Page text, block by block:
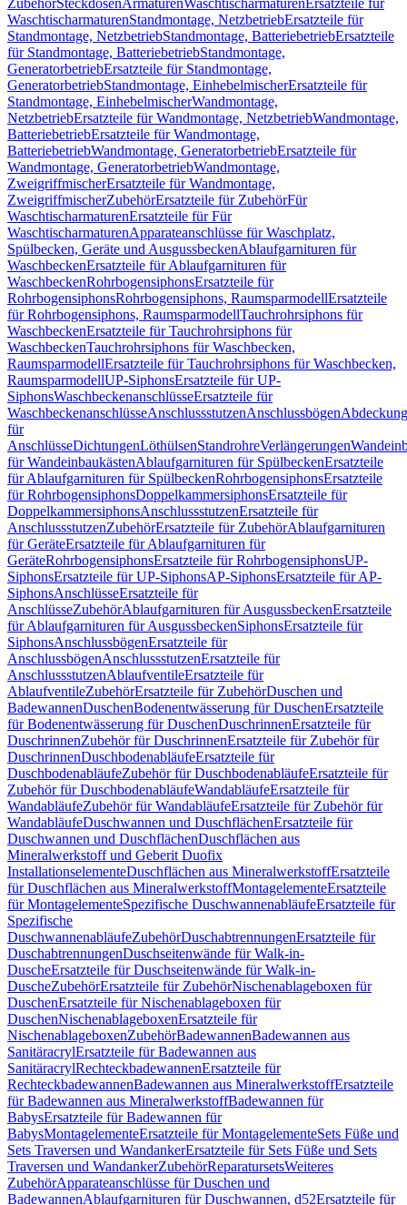
ZubehörSteckdosenArmaturenWaschtischarmaturen Ersatzteile für
WaschtischarmaturenStandmontage, NetzbetriebErsatzteile für
Standmontage, NetzbetriebStandmontage, BatteriebetriebErsatzteile
für Standmontage, BatteriebetriebStandmontage,
GeneratorbetriebErsatzteile für Standmontage,
GeneratorbetriebStandmontage, EinhebelmischerErsatzteile für
Standmontage, EinhebelmischerWandmontage,
NetzbetriebErsatzteile für Wandmontage, NetzbetriebWandmontage,
BatteriebetriebErsatzteile für Wandmontage,
BatteriebetriebWandmontage, GeneratorbetriebErsatzteile für
Wandmontage, GeneratorbetriebWandmontage,
ZweigriffmischerErsatzteile für Wandmontage,
ZweigriffmischerZubehörErsatzteile für ZubehörFür
WaschtischarmaturenErsatzteile für Für
WaschtischarmaturenApparateanschlüsse für Waschplatz,
Spülbecken, Geräte und AusgussbeckenAblaufgarnituren für
WaschbeckenErsatzteile für Ablaufgarnituren für
WaschbeckenRohrbogensiphonsErsatzteile für
RohrbogensiphonsRohrbogensiphons, RaumsparmodellErsatzteile
für Rohrbogensiphons, RaumsparmodellTauchrohrsiphons für
WaschbeckenErsatzteile für Tauchrohrsiphons für
WaschbeckenTauchrohrsiphons für Waschbecken,
RaumsparmodellErsatzteile für Tauchrohrsiphons für Waschbecken,
RaumsparmodellUP-SiphonsErsatzteile für UP-
SiphonsWaschbeckenanschlüsseErsatzteile für
WaschbeckenanschlüsseAnschlussstutzenAnschlussbögen
für
AnschlüsseDichtungenLöthülsenStandrohreVerlängerungen
für WandeinbaukästenAblaufgarnituren für SpülbeckenErsatzteile
für Ablaufgarnituren für SpülbeckenRohrbogensiphonsErsatzteile
für RohrbogensiphonsDoppelkammersiphonsErsatzteile für
DoppelkammersiphonsAnschlussstutzenErsatzteile für
AnschlussstutzenZubehörErsatzteile für ZubehörAblaufgarnituren
für GeräteErsatzteile für Ablaufgarnituren für
GeräteRohrbogensiphonsErsatzteile für RohrbogensiphonsUP-
SiphonsErsatzteile für UP-SiphonsAP-SiphonsErsatzteile für AP-
SiphonsAnschlüsseErsatzteile für
AnschlüsseZubehörAblaufgarnituren für AusgussbeckenErsatzteile
für Ablaufgarnituren für AusgussbeckenSiphonsErsatzteile für
SiphonsAnschlussbögenErsatzteile für
AnschlussbögenAnschlussstutzenErsatzteile für
AnschlussstutzenAblaufventileErsatzteile für
AblaufventileZubehörErsatzteile für ZubehörDuschen und
BadewannenDuschenBodenentwässerung für DuschenErsatzteile
für Bodenentwässerung für DuschenDuschrinnenErsatzteile für
DuschrinnenZubehör für DuschrinnenErsatzteile für Zubehör für
DuschrinnenDuschbodenabläufeErsatzteile für
DuschbodenabläufeZubehör für DuschbodenabläufeErsatzteile für
Zubehör für DuschbodenabläufeWandabläufeErsatzteile für
WandabläufeZubehör für WandabläufeErsatzteile für Zubehör für
WandabläufeDuschwannen und DuschflächenErsatzteile für
Duschwannen und DuschflächenDuschflächen aus
Mineralwerkstoff und Geberit Duofix
InstallationselementeDuschflächen aus MineralwerkstoffErsatzteile
für Duschflächen aus MineralwerkstoffMontagelementeErsatzteile
für MontagelementeSpezifische DuschwannenabläufeErsatzteile für
Spezifische
DuschwannenabläufeZubehörDuschabtrennungenErsatzteile für
DuschabtrennungenDuschseitenwände für Walk-in-
DuscheErsatzteile für Duschseitenwände für Walk-in-
DuscheZubehörErsatzteile für ZubehörNischenablageboxen für
DuschenErsatzteile für Nischenablageboxen für
DuschenNischenablageboxenErsatzteile für
NischenablageboxenZubehörBadewannenBadewannen aus
SanitäracrylErsatzteile für Badewannen aus
SanitäracrylRechteckbadewannenErsatzteile für
RechteckbadewannenBadewannen aus MineralwerkstoffErsatzteile
für Badewannen aus MineralwerkstoffBadewannen für
BabysErsatzteile für Badewannen für
BabysMontagelementeErsatzteile für MontagelementeSets Füße und
Sets Traversen und WandankerErsatzteile für Sets Füße und Sets
Traversen und WandankerZubehörReparatursetsWeiteres
ZubehörApparateanschlüsse für Duschen und
BadewannenAblaufgarnituren für Duschwannen, d52Ersatzteile für